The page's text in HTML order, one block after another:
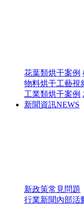
花葉類烘干案例
物料烘干工藝視
工業類烘干案例
新聞資訊NEWS
新政策常見問題
行業新聞內部活